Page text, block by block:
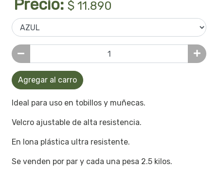
Precio: $ 11.890
Agregar al carro
Ideal para uso en tobillos y muñecas.
Velcro ajustable de alta resistencia.
En lona plástica ultra resistente.
Se venden por par y cada una pesa 2.5 kilos.